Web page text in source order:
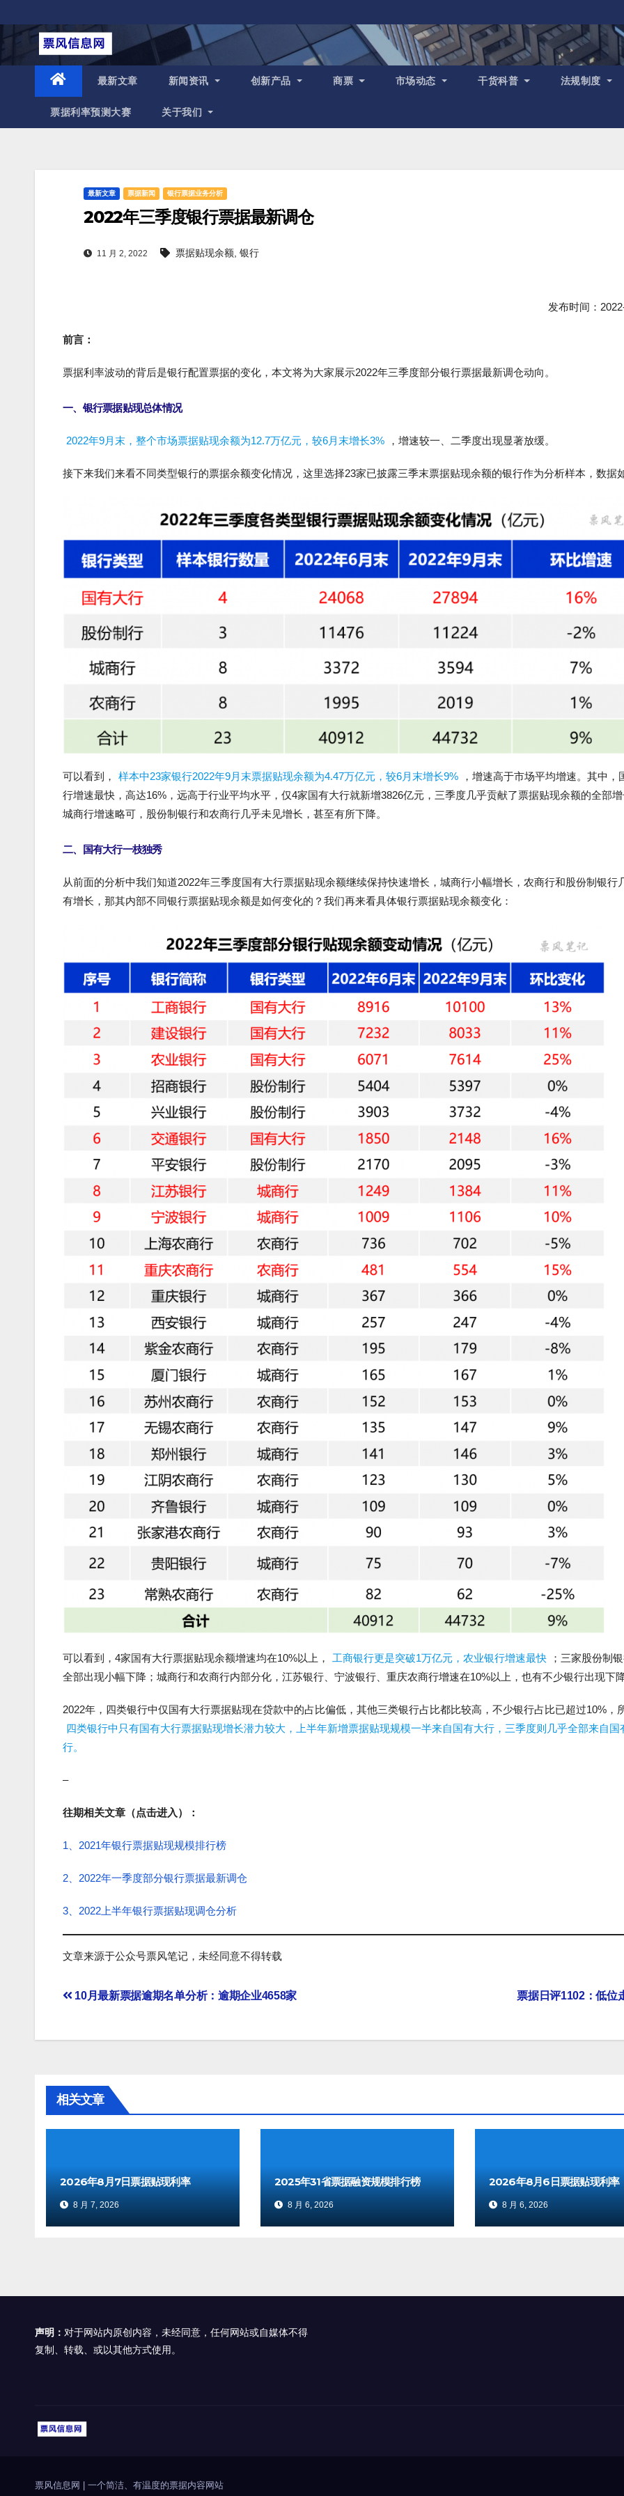
至
最新文章 新闻资讯 创新产品 商票 市场动态 干货科普 法规制度
票据利率预测大赛 关于我们
最新文章 票据新闻 银行票据业务分析
2022年三季度银行票据最新调仓
11 月 2, 2022 票据贴现余额, 银行
发布时间：
前言：
票据利率波动的背后是银行配置票据的变化，本文将为大家展示2022年三季度部分银行票据最新调仓动向。
一、银行票据贴现总体情况
2022年9月末，整个市场票据贴现余额为12.7万亿元，较6月末增长3% ，增速较一、二季度出现显著放缓。
接下来我们来看不同类型银行的票据余额变化情况，这里选择23家已披露三季末票据贴现余额的银行作为分析样本，数据
可以看到， 样本中23家银行2022年9月末票据贴现余额为4.47万亿元，较6月末增长9%
，增速高于市场平均增速。其中，
行增速最快，高达16%，远高于行业平均水平，仅4家国有大行就新增3826亿元，三季度几乎贡献了票据贴现余额的全部
城商行增速略可，股份制银行和农商行几乎未见增长，甚至有所下降。
二、国有大行一枝独秀
从前面的分析中我们知道2022年三季度国有大行票据贴现余额继续保持快速增长，城商行小幅增长，农商行和股份制银行
有增长，那其内部不同银行票据贴现余额是如何变化的？我们再来看具体银行票据贴现余额变化：
可以看到，4家国有大行票据贴现余额增速均在10%以上， 工商银行更是突破1万亿元，农业银行增速最快
；三家股份制
全部出现小幅下降；城商行和农商行内部分化，江苏银行、宁波银行、重庆农商行增速在10%以上，也有不少银行出现下
2022年，四类银行中仅国有大行票据贴现在贷款中的占比偏低，其他三类银行占比都比较高，不少银行占比已超过10%，
四类银行中只有国有大行票据贴现增长潜力较大，上半年新增票据贴现规模一半来自国有大行，三季度则几乎全部来自国
行。
–
往期相关文章（点击进入）：
1、2021年银行票据贴现规模排行榜
2、2022年一季度部分银行票据最新调仓
3、2022上半年银行票据贴现调仓分析
文章来源于公众号票风笔记，未经同意不得转载
文
票据日评1102：低位
10月最新票据逾期名单分析：逾期企业4658家
相关文章
2026年8月7日票据贴现利率
8 月 7, 2026
2025年31省票据融资规模排行榜
8 月 6, 2026
2026年8月6日票据贴现利率
8 月 6, 2026
声明： 对于网站内原创内容，未经同意，任何网站或自媒体不得
复制、转载、或以其他方式使用。
票风信息网 一个简洁、有温度的票据内容网站